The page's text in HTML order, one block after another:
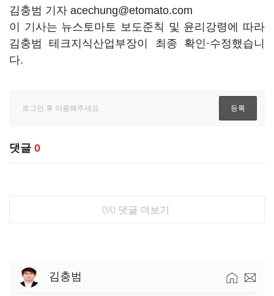
김충범 기자 acechung@etomato.com
이 기사는 뉴스토마토 보도준칙 및 윤리강령에 따라
김충범 테크지식산업부장이 최종 확인·수정했습니
다.
댓글 0
0/0 댓글 더보기
김충범